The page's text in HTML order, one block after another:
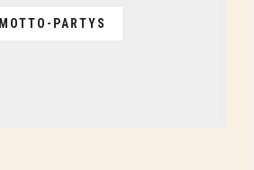
MOTTO-PARTYS